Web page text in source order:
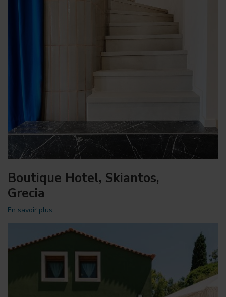
Boutique Hotel, Skiantos,
Grecia
En savoir plus